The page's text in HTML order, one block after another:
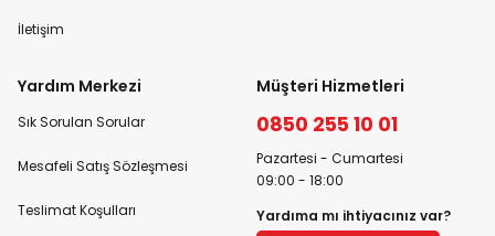
İletişim
Yardım Merkezi
Sık Sorulan Sorular
Mesafeli Satış Sözleşmesi
Teslimat Koşulları
Müşteri Hizmetleri
0850 255 10 01
Pazartesi - Cumartesi
09:00 - 18:00
Yardıma mı ihtiyacınız var?